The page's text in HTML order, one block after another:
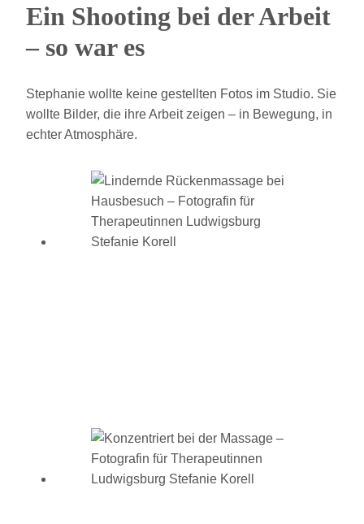
Ein Shooting bei der Arbeit
– so war es
Stephanie wollte keine gestellten Fotos im Studio. Sie
wollte Bilder, die ihre Arbeit zeigen – in Bewegung, in
echter Atmosphäre.